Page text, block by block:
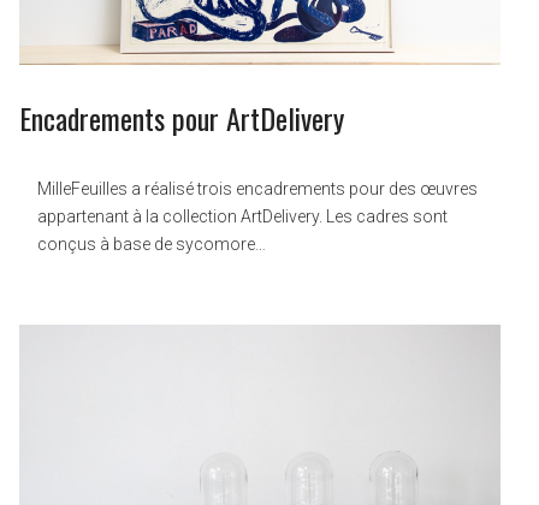
Encadrements pour ArtDelivery
MilleFeuilles a réalisé trois encadrements pour des œuvres
appartenant à la collection ArtDelivery. Les cadres sont
conçus à base de sycomore…